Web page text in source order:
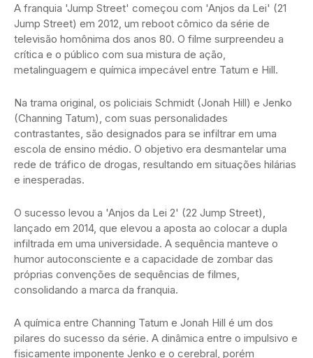
A franquia 'Jump Street' começou com 'Anjos da Lei' (21
Jump Street) em 2012, um reboot cômico da série de
televisão homônima dos anos 80. O filme surpreendeu a
crítica e o público com sua mistura de ação,
metalinguagem e química impecável entre Tatum e Hill.
Na trama original, os policiais Schmidt (Jonah Hill) e Jenko
(Channing Tatum), com suas personalidades
contrastantes, são designados para se infiltrar em uma
escola de ensino médio. O objetivo era desmantelar uma
rede de tráfico de drogas, resultando em situações hilárias
e inesperadas.
O sucesso levou a 'Anjos da Lei 2' (22 Jump Street),
lançado em 2014, que elevou a aposta ao colocar a dupla
infiltrada em uma universidade. A sequência manteve o
humor autoconsciente e a capacidade de zombar das
próprias convenções de sequências de filmes,
consolidando a marca da franquia.
A química entre Channing Tatum e Jonah Hill é um dos
pilares do sucesso da série. A dinâmica entre o impulsivo e
fisicamente imponente Jenko e o cerebral, porém